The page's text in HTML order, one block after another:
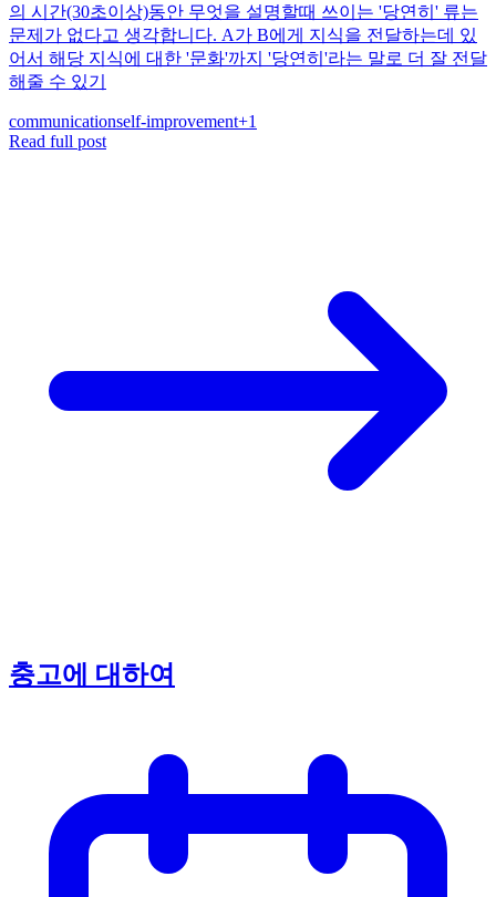
의 시간(30초이상)동안 무엇을 설명할때 쓰이는 '당연히' 류는
문제가 없다고 생각합니다. A가 B에게 지식을 전달하는데 있
어서 해당 지식에 대한 '문화'까지 '당연히'라는 말로 더 잘 전달
해줄 수 있기
communicationself-improvement+1
Read full post
충고에 대하여